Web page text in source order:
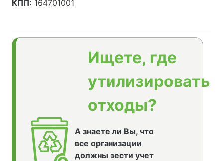
КПП: 164701001
Ищете, где
утилизировать
отходы?
А знаете ли Вы, что
все организации
должны вести учет